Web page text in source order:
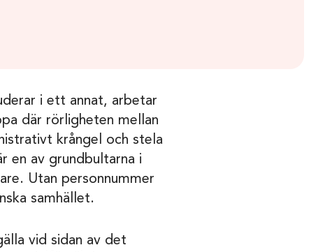
i ett annat, arbetar
där rörligheten mellan
krångel och stela
en av grundbultarna i
Utan personnummer
samhället.
vid sidan av det